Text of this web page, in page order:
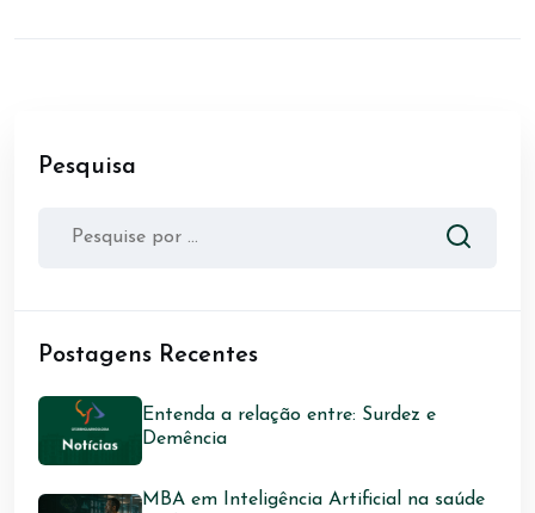
Pesquisa
Postagens Recentes
Entenda a relação entre: Surdez e
Demência
MBA em Inteligência Artificial na saúde